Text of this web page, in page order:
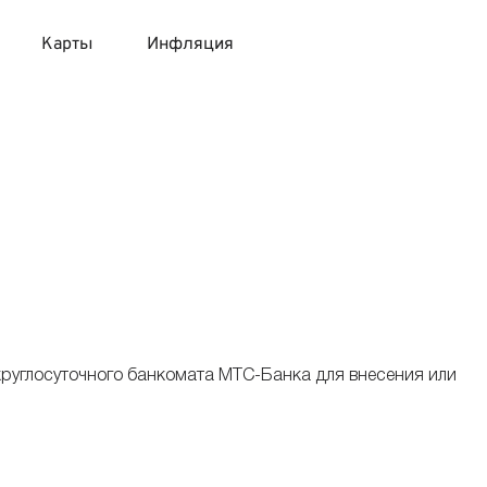
Карты Инфляция
банкомата МТС-Банка для внесения или